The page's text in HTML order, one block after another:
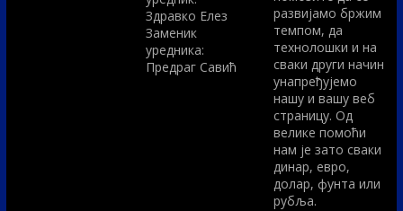
Здравко Елез
Заменик
уредника:
Предраг Савић
развијамо бржим
темпом, да
технолошки и на
сваки други начин
унапређујемо
нашу и вашу веб
страницу. Од
велике помоћи
нам је зато сваки
динар, евро,
долар, фунта или
рубља.